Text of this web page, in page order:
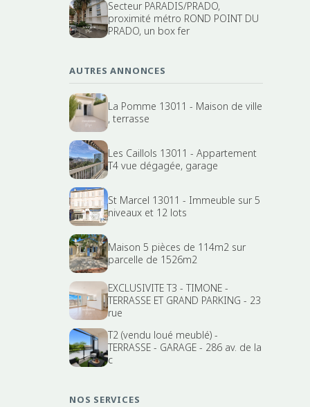
Secteur PARADIS/PRADO,
proximité métro ROND POINT DU
PRADO, un box fer
AUTRES ANNONCES
La Pomme 13011 - Maison de ville
, terrasse
Les Caillols 13011 - Appartement
T4 vue dégagée, garage
St Marcel 13011 - Immeuble sur 5
niveaux et 12 lots
Maison 5 pièces de 114m2 sur
parcelle de 1526m2
EXCLUSIVITE T3 - TIMONE -
TERRASSE ET GRAND PARKING - 23
rue
T2 (vendu loué meublé) -
TERRASSE - GARAGE - 286 av. de la
c
NOS SERVICES